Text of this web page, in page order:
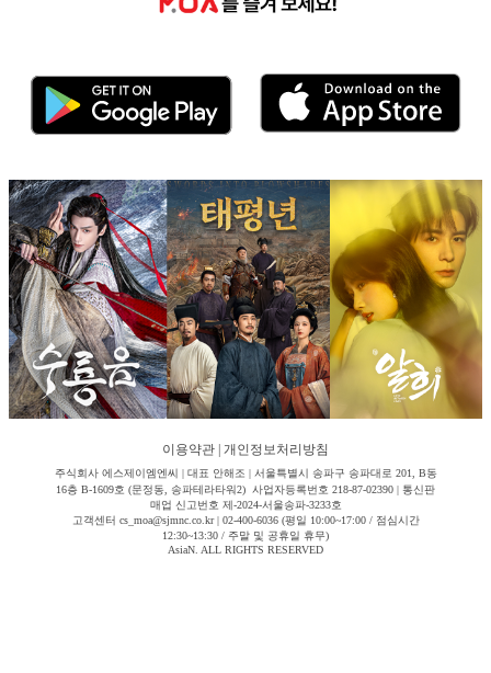
이용약관 개인정보처리방침
주식회사 에스제이엠엔씨 | 대표 안해조 | 서울특별시 송파구 송파대로 201, B동
16층 B-1609호 (문정동, 송파테라타워2) 사업자등록번호 218-87-02390 | 통신판
매업 신고번호 제-2024-서울송파-3233호
고객센터 cs_moa@sjmnc.co.kr | 02-400-6036 (평일 10:00~17:00 / 점심시간
12:30~13:30 / 주말 및 공휴일 휴무)
AsiaN. ALL RIGHTS RESERVED